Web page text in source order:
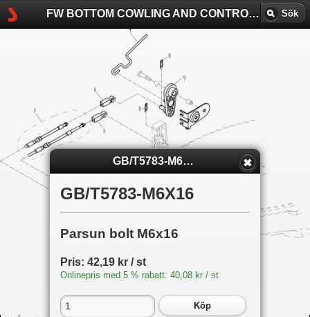
FW BOTTOM COWLING AND CONTROL - F9.8-
Sök
GB/T5783-M6X16
GB/T5783-M6X16
Parsun bolt M6x16
Pris: 42,19 kr / st
Onlinepris med 5 % rabatt: 40,08 kr / st
Köp